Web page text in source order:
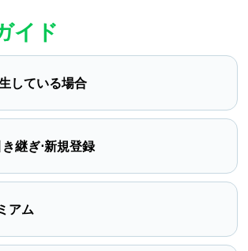
イド
している場合
継ぎ⋅新規登録
アム